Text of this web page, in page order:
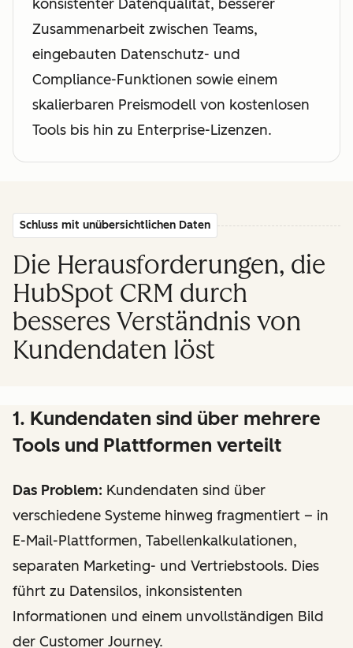
konsistenter Datenqualität, besserer
Zusammenarbeit zwischen Teams,
eingebauten Datenschutz- und
Compliance-Funktionen sowie einem
skalierbaren Preismodell von kostenlosen
Tools bis hin zu Enterprise-Lizenzen.
Schluss mit unübersichtlichen Daten
Die Herausforderungen, die
HubSpot CRM durch
besseres Verständnis von
Kundendaten löst
1. Kundendaten sind über mehrere
Tools und Plattformen verteilt
Das Problem: Kundendaten sind über
verschiedene Systeme hinweg fragmentiert – in
E-Mail-Plattformen, Tabellenkalkulationen,
separaten Marketing- und Vertriebstools. Dies
führt zu Datensilos, inkonsistenten
Informationen und einem unvollständigen Bild
der Customer Journey.